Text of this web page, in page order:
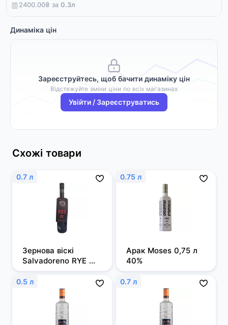
2400.00₴ за 0.3л
Динаміка цін
Зареєструйтесь, щоб бачити динаміку цін
Відстежуйте зміни ціни по всіх магазинах
Увійти / Зареєструватись
Схожі товари
0.7 л
Зернова віскі
Salvadoreno RYE
0,7л 50%
0.75 л
Арак Moses 0,75 л
40%
0.5 л 0.7 л